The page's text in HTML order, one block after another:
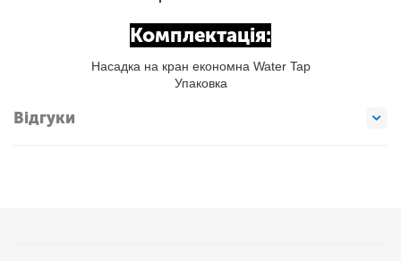
Комплектація:
Насадка на кран економна Water Tap
Упаковка
Відгуки